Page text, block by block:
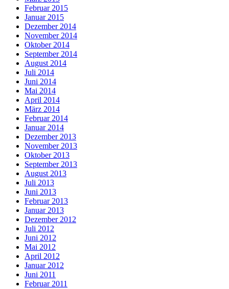
Februar 2015
Januar 2015
Dezember 2014
November 2014
Oktober 2014
September 2014
August 2014
Juli 2014
Juni 2014
Mai 2014
April 2014
März 2014
Februar 2014
Januar 2014
Dezember 2013
November 2013
Oktober 2013
September 2013
August 2013
Juli 2013
Juni 2013
Februar 2013
Januar 2013
Dezember 2012
Juli 2012
Juni 2012
Mai 2012
April 2012
Januar 2012
Juni 2011
Februar 2011